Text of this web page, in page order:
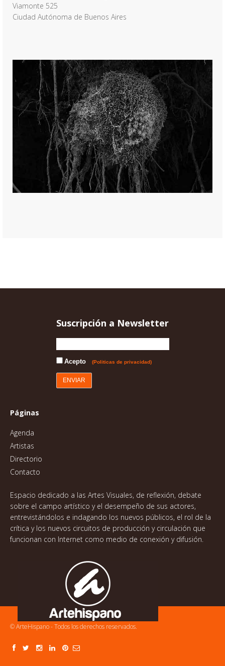
Viamonte 525
Ciudad Autónoma de Buenos Aires
Suscripción a Newsletter
Acepto (Politicas de privacidad)
Páginas
Agenda
Artistas
Directorio
Contacto
Espacio dedicado a las Artes Visuales, de reflexión, debate
sobre el campo artístico y el desempeño de sus actores,
entrevistándolos e indagando los nuevos públicos, el rol de la
crítica y los nuevos circuitos de producción y circulación que
funcionan con Internet como medio de conexión y difusión.
© ArteHispano - Todos los derechos reservados.